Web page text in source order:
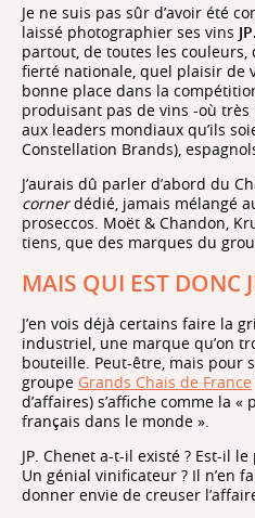
Je ne suis pas sûr d’avoir été
laissé photographier ses vins
partout, de toutes les
fierté nationale, quel plaisir de
bonne place dans la
produisant pas de vins -où
aux leaders mondiaux qu’ils
Constellation Brands),
J’aurais dû parler d’abord du
cornerdédié, jamais mélangé
proseccos. Moët & Chandon,
tiens, que des marques du
MAIS QUI EST DONC
J’en vois déjà certains faire la
industriel, une marque qu’on
bouteille. Peut-être, mais pour
groupe Grands Chais de France
d’affaires) s’affiche comme la
français dans le monde ».
JP. Chenet a-t-il existé ? Est-il
Un génial vinificateur ? Il n’en
donner envie de creuser